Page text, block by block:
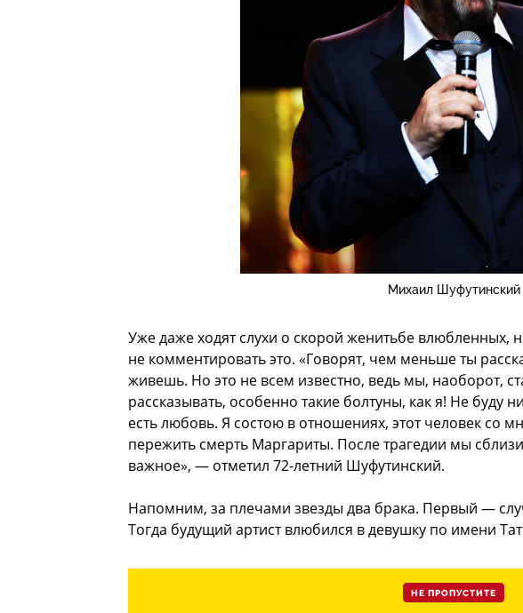
Михаил Шуфутинский
Уже даже ходят слухи о скорой женитьбе влюбленных,
не комментировать это. «Говорят, чем меньше ты
живешь. Но это не всем известно, ведь мы, наоборот,
рассказывать, особенно такие болтуны, как я! Не буду
есть любовь. Я состою в отношениях, этот человек со
пережить смерть Маргариты. После трагедии мы
важное», — отметил 72-летний Шуфутинский.
Напомним, за плечами звезды два брака. Первый —
Тогда будущий артист влюбился в девушку по имени
НЕ ПРОПУСТИТЕ